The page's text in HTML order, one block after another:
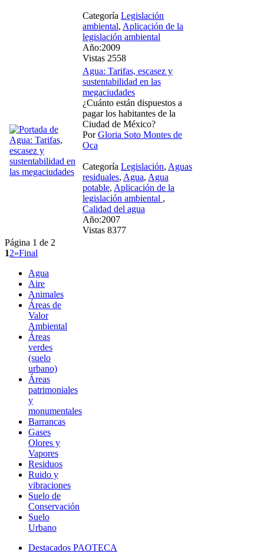
Categoría Legislación
ambiental, Aplicación de la
legislación ambiental
Año:2009
Vistas 2558
Agua: Tarifas, escasez y
sustentabilidad en las
megaciudades
¿Cuánto están dispuestos a
pagar los habitantes de la
Ciudad de México?
PorGloria Soto Montes de
Oca
Categoría Legislación, Aguas
residuales, Agua, Agua
potable, Aplicación de la
legislación ambiental ,
Calidad del agua
Año:2007
Vistas 8377
Página 1 de 2
12»Final
Agua
Aire
Animales
Áreas de
Valor
Ambiental
Áreas
verdes
(suelo
urbano)
Áreas
patrimoniales
y
monumentales
Barrancas
Gases
Olores y
Vapores
Residuos
Ruido y
vibraciones
Suelo de
Conservación
Suelo
Urbano
Destacados PAOTECA